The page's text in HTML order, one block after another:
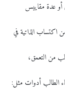
عدة مقاييس
الذاتية في
من التعمق،
أدوات مثل: